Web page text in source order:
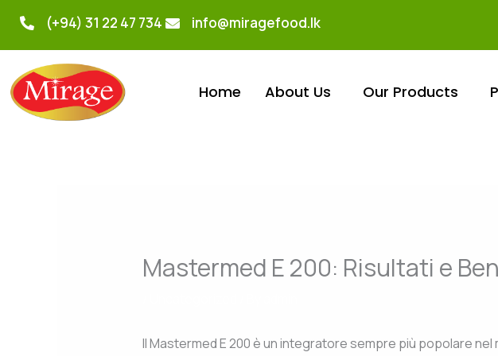
content
(+94) 31 22 47 734 info@miragefood.lk
Home About Us Our Products
Mastermed E 200: Risultati e
Il Mastermed E 200 è un integratore sempre più popolare